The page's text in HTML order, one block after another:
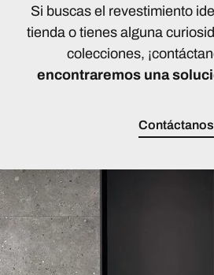
Si buscas el revestimiento
tienda o tienes alguna
colecciones,
encontraremos una
Contáctanos